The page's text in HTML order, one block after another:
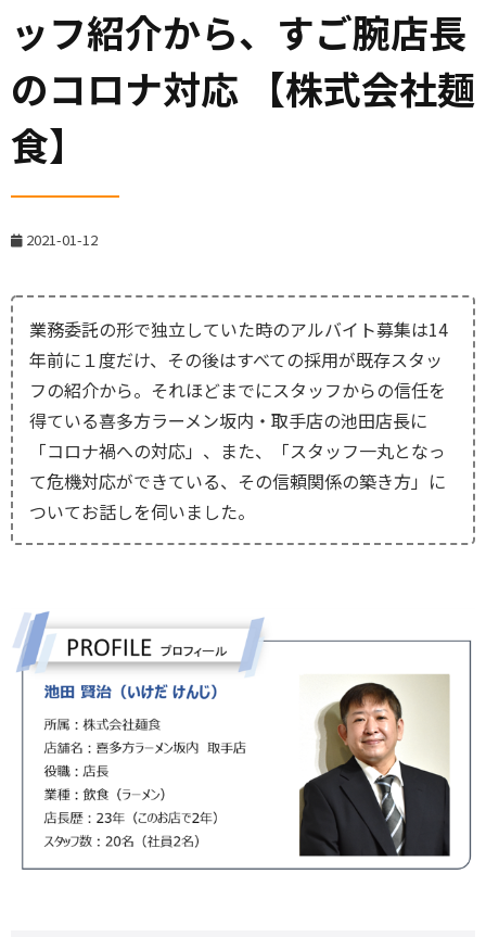
ッフ紹介から、すご腕店長
のコロナ対応 【株式会社麺
食】
2021-01-12
業務委託の形で独立していた時のアルバイト募集は14
年前に１度だけ、その後はすべての採用が既存スタッ
フの紹介から。それほどまでにスタッフからの信任を
得ている喜多方ラーメン坂内・取手店の池田店長に
「コロナ禍への対応」、また、「スタッフ一丸となっ
て危機対応ができている、その信頼関係の築き方」に
ついてお話しを伺いました。